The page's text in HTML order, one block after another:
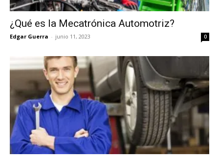
¿Qué es la Mecatrónica Automotriz?
Edgar Guerra - junio 11, 2023 0